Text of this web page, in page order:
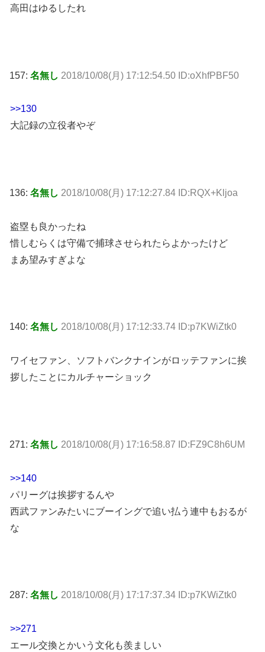
高田はゆるしたれ
157: 名無し 2018/10/08(月) 17:12:54.50 ID:oXhfPBF50
>>130
大記録の立役者やぞ
136: 名無し 2018/10/08(月) 17:12:27.84 ID:RQX+Kljoa
盗塁も良かったね
惜しむらくは守備で捕球させられたらよかったけど
まあ望みすぎよな
140: 名無し 2018/10/08(月) 17:12:33.74 ID:p7KWiZtk0
ワイセファン、ソフトバンクナインがロッテファンに挨
拶したことにカルチャーショック
271: 名無し 2018/10/08(月) 17:16:58.87 ID:FZ9C8h6UM
>>140
パリーグは挨拶するんや
西武ファンみたいにブーイングで追い払う連中もおるが
な
287: 名無し 2018/10/08(月) 17:17:37.34 ID:p7KWiZtk0
>>271
エール交換とかいう文化も羨ましい